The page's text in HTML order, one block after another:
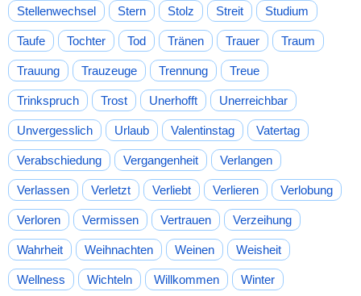
Stellenwechsel Stern Stolz Streit Studium
Taufe Tochter Tod Tränen Trauer Traum
Trauung Trauzeuge Trennung Treue
Trinkspruch Trost Unerhofft Unerreichbar
Unvergesslich Urlaub Valentinstag Vatertag
Verabschiedung Vergangenheit Verlangen
Verlassen Verletzt Verliebt Verlieren Verlobung
Verloren Vermissen Vertrauen Verzeihung
Wahrheit Weihnachten Weinen Weisheit
Wellness Wichteln Willkommen Winter